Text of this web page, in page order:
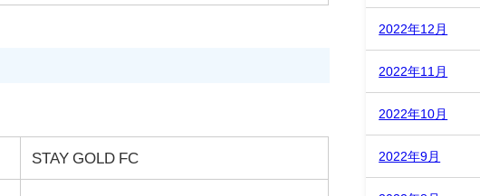
STAY GOLD FC
2022年12月
2022年11月
2022年10月
2022年9月